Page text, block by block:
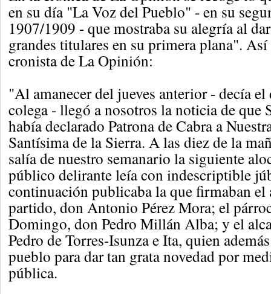
en su día "La Voz del Pueblo" - en su
1907/1909 - que mostraba su alegría al
grandes titulares en su primera plana".
cronista de La Opinión:
"Al amanecer del jueves anterior - decía el
colega - llegó a nosotros la noticia de que
había declarado Patrona de Cabra a
Santísima de la Sierra. A las diez de la
salía de nuestro semanario la siguiente
público delirante leía con indescriptible
continuación publicaba la que firmaban el
partido, don Antonio Pérez Mora; el
Domingo, don Pedro Millán Alba; y el
Pedro de Torres-Isunza e Ita, quien
pueblo para dar tan grata novedad por
pública.